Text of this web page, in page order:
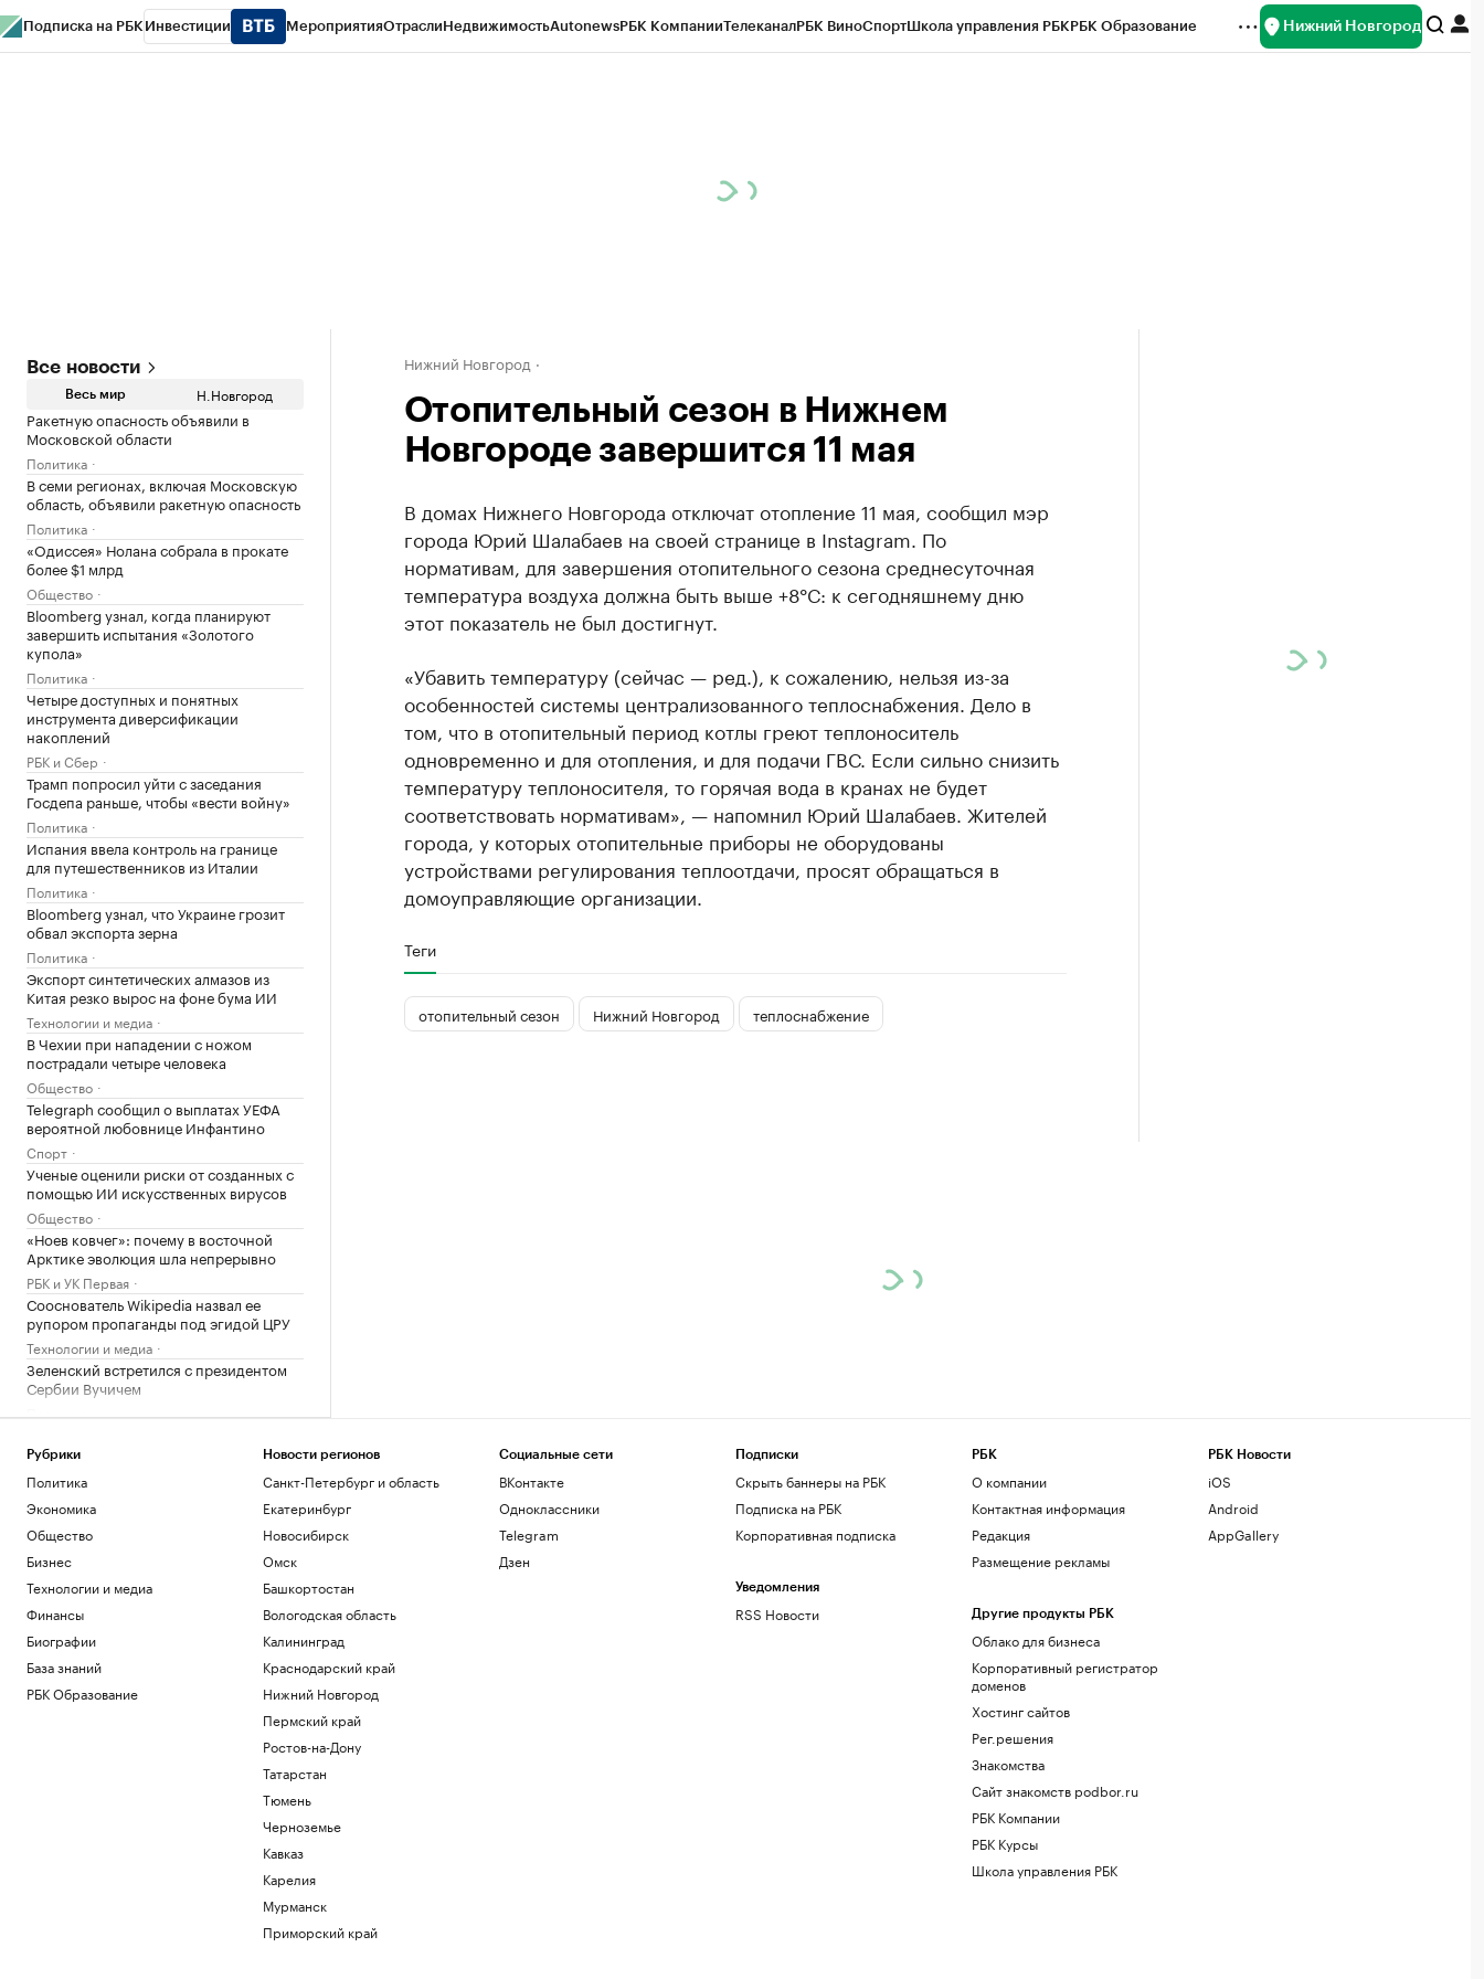
Подписка на РБК Инвестиции МероприятияОтраслиНедвижимостьAutonewsРБК КомпанииТелеканалРБК ВиноСпортШкола управления РБКРБК Образование Нижний Новгород
Все новости
Весь мир Н.Новгород
Ракетную опасность объявили в
Московской области
Политика
В семи регионах, включая Московскую
область, объявили ракетную опасность
Политика
«Одиссея» Нолана собрала в прокате
более $1 млрд
Общество
Bloomberg узнал, когда планируют
завершить испытания «Золотого
купола»
Политика
Четыре доступных и понятных
инструмента диверсификации
накоплений
РБК и Сбер
Трамп попросил уйти с заседания
Госдепа раньше, чтобы «вести войну»
Политика
Испания ввела контроль на границе
для путешественников из Италии
Политика
Bloomberg узнал, что Украине грозит
обвал экспорта зерна
Политика
Экспорт синтетических алмазов из
Китая резко вырос на фоне бума ИИ
Технологии и медиа
В Чехии при нападении с ножом
пострадали четыре человека
Общество
Telegraph сообщил о выплатах УЕФА
вероятной любовнице Инфантино
Спорт
Ученые оценили риски от созданных с
помощью ИИ искусственных вирусов
Общество
«Ноев ковчег»: почему в восточной
Арктике эволюция шла непрерывно
РБК и УК Первая
Сооснователь Wikipedia назвал ее
рупором пропаганды под эгидой ЦРУ
Технологии и медиа
Зеленский встретился с президентом
Сербии Вучичем
Политика
квартирах «Серии плюс»
РБК и ПИК Серия плюс
Экс-президент Финляндии усомнился в
сценарии нападения России на НАТО
Политика
Глава «Эксмо» назвал книгу, которая
поможет стать «лучшей версией себя»
Мадьяр ответил на вопрос, останется
ли «Росатом» подрядчиком на
«Пакш-2»
Росфинмониторинг рассказал, как
помог выявить криптомошенников в
Нижний Новгород
Отопительный сезон в Нижнем
Новгороде завершится 11 мая
В домах Нижнего Новгорода отключат отопление 11 мая, сообщил мэр
города Юрий Шалабаев на своей странице в Instagram. По
нормативам, для завершения отопительного сезона среднесуточная
температура воздуха должна быть выше +8°С: к сегодняшнему дню
этот показатель не был достигнут.
«Убавить температуру (сейчас — ред.), к сожалению, нельзя из-за
особенностей системы централизованного теплоснабжения. Дело в
том, что в отопительный период котлы греют теплоноситель
одновременно и для отопления, и для подачи ГВС. Если сильно снизить
температуру теплоносителя, то горячая вода в кранах не будет
соответствовать нормативам», — напомнил Юрий Шалабаев. Жителей
города, у которых отопительные приборы не оборудованы
устройствами регулирования теплоотдачи, просят обращаться в
домоуправляющие организации.
Теги
отопительный сезон Нижний Новгород теплоснабжение
Рубрики
Политика
Экономика
Общество
Бизнес
Технологии и медиа
Финансы
Биографии
База знаний
РБК Образование
Новости регионов
Санкт-Петербург и область
Екатеринбург
Новосибирск
Омск
Башкортостан
Вологодская область
Калининград
Краснодарский край
Нижний Новгород
Пермский край
Ростов-на-Дону
Татарстан
Тюмень
Черноземье
Кавказ
Карелия
Мурманск
Приморский край
Социальные сети
ВКонтакте
Одноклассники
Telegram
Дзен
Подписки
Скрыть баннеры на РБК
Подписка на РБК
Корпоративная подписка
Уведомления
RSS Новости
РБК
О компании
Контактная информация
Редакция
Размещение рекламы
Другие продукты РБК
Облако для бизнеса
Корпоративный регистратор
доменов
Хостинг сайтов
Рег.решения
Знакомства
Сайт знакомств podbor.ru
РБК Компании
РБК Курсы
Школа управления РБК
РБК Новости
iOS
Android
AppGallery